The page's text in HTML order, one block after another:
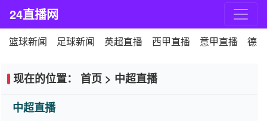
24直播网
篮球新闻 足球新闻 英超直播 西甲直播 意甲直播 德
现在的位置： 首页 > 中超直播
中超直播